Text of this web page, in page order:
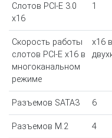
Слотов PCI-E 3.0
x16
1
Скорость работы
слотов PCI-E x16 в
многоканальном
режиме
x16
Разъемов SATA3 6
Разъемов M.2 4